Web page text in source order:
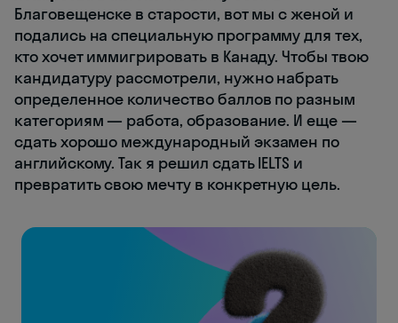
Благовещенске в старости, вот мы с женой и
подались на специальную программу для тех,
кто хочет иммигрировать в Канаду. Чтобы твою
кандидатуру рассмотрели, нужно набрать
определенное количество баллов по разным
категориям — работа, образование. И еще —
сдать хорошо международный экзамен по
английскому. Так я решил сдать IELTS и
превратить свою мечту в конкретную цель.